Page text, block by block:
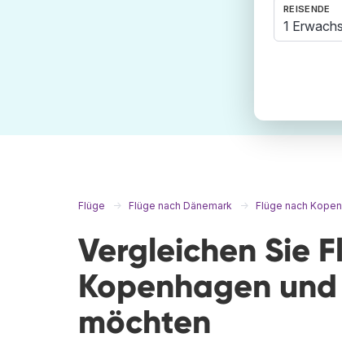
REISENDE
1
Flüge Flüge nach Dänemark Flüge nach
Vergleichen Sie
Kopenhagen
möchten